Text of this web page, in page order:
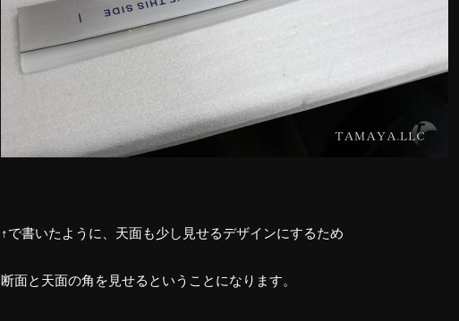
↑で書いたように、天面も少し見せるデザインにするため
断面と天面の角を見せるということになります。